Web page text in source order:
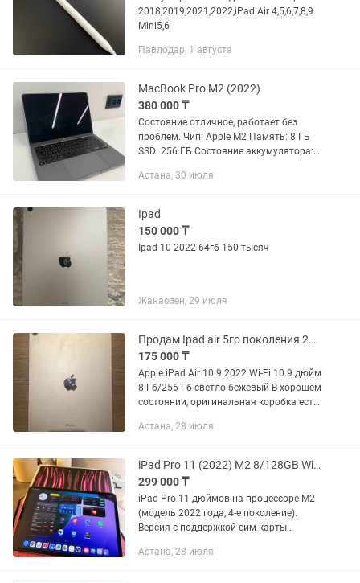
2018,2019,2021,2022,iPad Air 4,5,6,7,8,9
Mini5,6
Павлодар, 1 августа
MacBook Pro M2 (2022)
380 000 ₸
Состояние отличное, работает без
проблем. Чип: Apple M2 Память: 8 ГБ
SSD: 256 ГБ Состояние аккумулятора:
коробка и зарядка Возможен обмен на
Астана, 30 июля
Ipad
150 000 ₸
Ipad 10 2022 64гб 150 тысяч
Жанаозен, 29 июля
Продам Ipad air 5го поколения 256GB
175 000 ₸
Apple iPad Air 10.9 2022 Wi-Fi 10.9 дюйм
8 Гб/256 Гб светло-бежевый В хорошем
состоянии, оригинальная коробка есть
в ремонте не был Торг уместен
Астана, 28 июля
iPad Pro 11 (2022) M2 8/128GB Wi-Fi Cellular (4 поколение)
299 000 ₸
iPad Pro 11 дюймов на процессоре M2
(модель 2022 года, 4-е поколение).
Версия с поддержкой сим-карты
единой царапины — как новый. Не
Астана, 28 июля